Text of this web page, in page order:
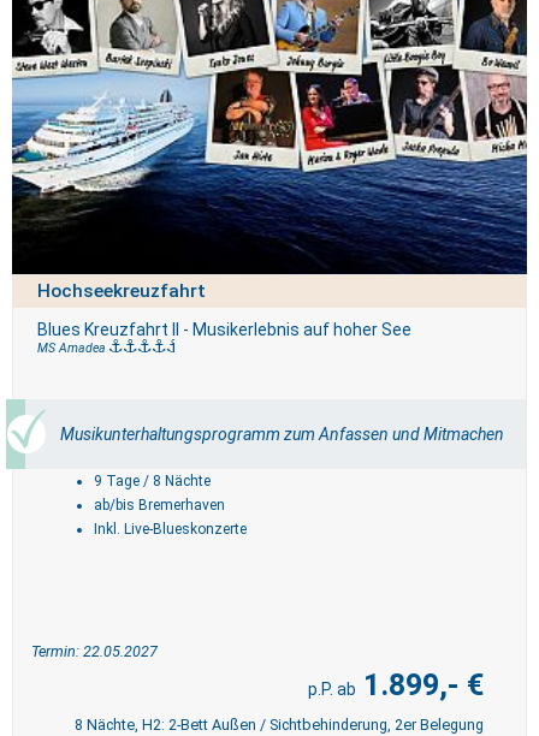
Hochseekreuzfahrt
Blues Kreuzfahrt II - Musikerlebnis auf hoher See
MS Amadea
Musikunterhaltungsprogramm zum Anfassen und Mitmachen
9 Tage / 8 Nächte
ab/bis Bremerhaven
Inkl. Live-Blueskonzerte
Termin: 22.05.2027
1.899,- €
8 Nächte, H2: 2-Bett Außen / Sichtbehinderung, 2er Belegung